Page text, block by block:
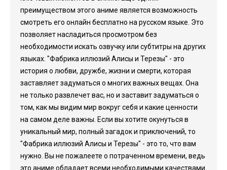
преимуществом этого аниме является возможность
смотреть его онлайн бесплатно на русском языке. Это
позволяет насладиться просмотром без
необходимости искать озвучку или субтитры на других
языках. "Фабрика иллюзий Алисы и Терезы" - это
история о любви, дружбе, жизни и смерти, которая
заставляет задуматься о многих важных вещах. Она
не только развлечет вас, но и заставит задуматься о
том, как мы видим мир вокруг себя и какие ценности
на самом деле важны. Если вы хотите окунуться в
уникальный мир, полный загадок и приключений, то
"Фабрика иллюзий Алисы и Терезы" - это то, что вам
нужно. Вы не пожалеете о потраченном времени, ведь
это аниме обладает всеми необходимыми качествами